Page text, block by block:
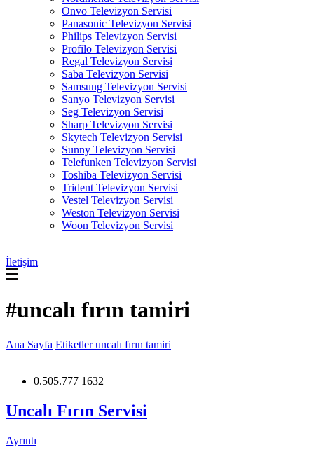
Onvo Televizyon Servisi
Panasonic Televizyon Servisi
Philips Televizyon Servisi
Profilo Televizyon Servisi
Regal Televizyon Servisi
Saba Televizyon Servisi
Samsung Televizyon Servisi
Sanyo Televizyon Servisi
Seg Televizyon Servisi
Sharp Televizyon Servisi
Skytech Televizyon Servisi
Sunny Televizyon Servisi
Telefunken Televizyon Servisi
Toshiba Televizyon Servisi
Trident Televizyon Servisi
Vestel Televizyon Servisi
Weston Televizyon Servisi
Woon Televizyon Servisi
İletişim
#uncalı fırın tamiri
Ana Sayfa Etiketleruncalı fırın tamiri
0.505.777 1632
Uncalı Fırın Servisi
Ayrıntı